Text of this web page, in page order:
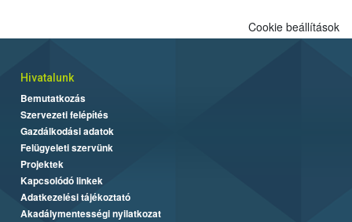
Cookie beállítások
Hivatalunk
Bemutatkozás
Szervezeti felépítés
Gazdálkodási adatok
Felügyeleti szervünk
Projektek
Kapcsolódó linkek
Adatkezelési tájékoztató
Akadálymentességi nyilatkozat